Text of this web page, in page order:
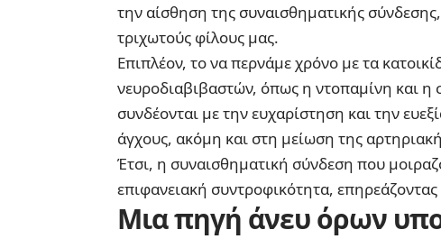
την αίσθηση της συναισθηματικής
τριχωτούς φίλους μας.
Επιπλέον, το να περνάμε χρόνο με τα
νευροδιαβιβαστών, όπως η ντοπαμίνη και η
συνδέονται με την ευχαρίστηση και την
άγχους, ακόμη και στη μείωση της
Έτσι, η συναισθηματική σύνδεση που
επιφανειακή συντροφικότητα,
Μια πηγή άνευ όρων